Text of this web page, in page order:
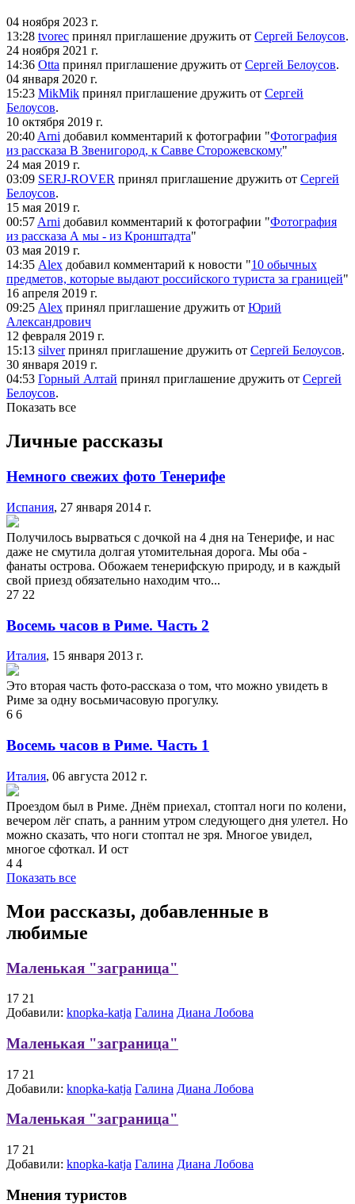
04 ноября 2023 г.
13:28 tvorec принял приглашение дружить от Сергей Белоусов.
24 ноября 2021 г.
14:36 Otta принял приглашение дружить от Сергей Белоусов.
04 января 2020 г.
15:23 MikMik принял приглашение дружить от Сергей
Белоусов.
10 октября 2019 г.
20:40 Arni добавил комментарий к фотографии "Фотография
из рассказа В Звенигород, к Савве Сторожевскому"
24 мая 2019 г.
03:09 SERJ-ROVER принял приглашение дружить от Сергей
Белоусов.
15 мая 2019 г.
00:57 Arni добавил комментарий к фотографии "Фотография
из рассказа А мы - из Кронштадта"
03 мая 2019 г.
14:35 Аlex добавил комментарий к новости "10 обычных
предметов, которые выдают российского туриста за границей"
16 апреля 2019 г.
09:25 Аlex принял приглашение дружить от Юрий
Александрович
12 февраля 2019 г.
15:13 silver принял приглашение дружить от Сергей Белоусов.
30 января 2019 г.
04:53 Горный Алтай принял приглашение дружить от Сергей
Белоусов.
Показать все
Личные рассказы
Немного свежих фото Тенерифе
Испания, 27 января 2014 г.
Получилось вырваться с дочкой на 4 дня на Тенерифе, и нас
даже не смутила долгая утомительная дорога. Мы оба -
фанаты острова. Обожаем тенерифскую природу, и в каждый
свой приезд обязательно находим что...
27 22
Восемь часов в Риме. Часть 2
Италия, 15 января 2013 г.
Это вторая часть фото-рассказа о том, что можно увидеть в
Риме за одну восьмичасовую прогулку.
6 6
Восемь часов в Риме. Часть 1
Италия, 06 августа 2012 г.
Проездом был в Риме. Днём приехал, стоптал ноги по колени,
вечером лёг спать, а ранним утром следующего дня улетел. Но
можно сказать, что ноги стоптал не зря. Многое увидел,
многое сфоткал. И ост
4 4
Показать все
Мои рассказы, добавленные в
любимые
Маленькая "заграница"
17 21
Добавили: knopka-katja Галина Диана Лобова
Маленькая "заграница"
17 21
Добавили: knopka-katja Галина Диана Лобова
Маленькая "заграница"
17 21
Добавили: knopka-katja Галина Диана Лобова
Мнения туристов